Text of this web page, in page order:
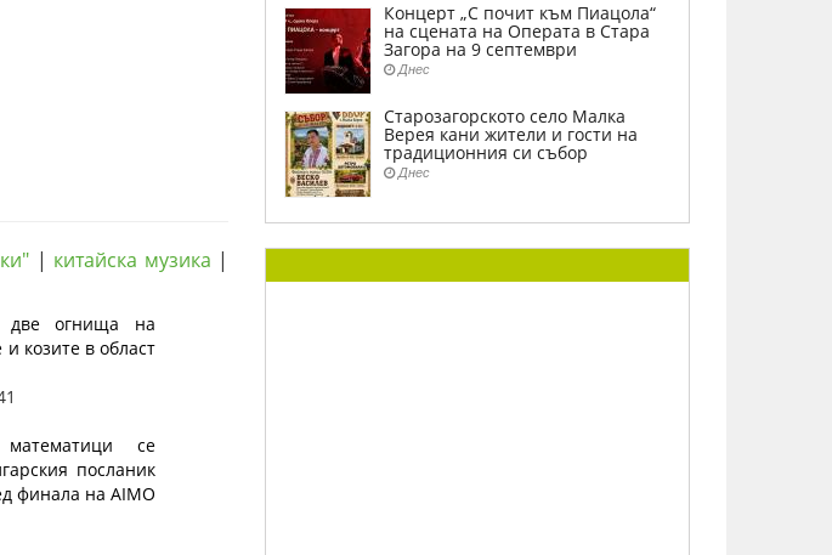
| китайска музика |
две огнища на
козите в област
математици се
посланик
финала на AIMO
Концерт „С почит към Пиацола“
на сцената на Операта в Стара
Загора на 9 септември
Днес
Старозагорското село Малка
Верея кани жители и гости на
традиционния си събор
Днес